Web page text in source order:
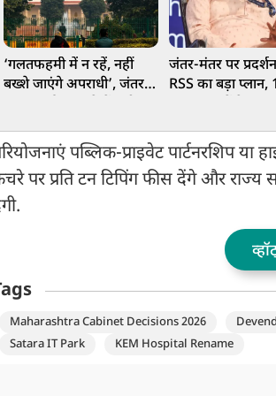
‘गलतफहमी में न रहें, नहीं
बख्शे जाएंगे अपराधी’, जंतर-
जंतर-मंतर पर
RSS का बड़ा
भागवत
पब्लिक-प्राइवेट पार्टनरशिप या
पर प्रति टन टिपिंग फीस देंगे और राज्य
Maharashtra Cabinet Decisions 2026
Satara IT Park
KEM Hospital Rename